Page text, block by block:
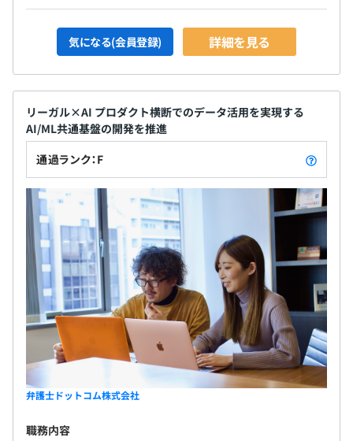
気になる(会員登録) 詳細を見る
リーガル×AI プロダクト横断でのデータ活用を実現する
AI/ML共通基盤の開発を推進
通過ランク：F
弁護士ドットコム株式会社
職務内容